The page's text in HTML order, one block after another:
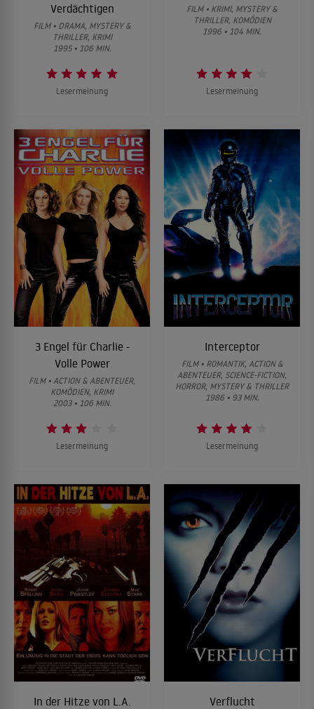
Verdächtigen
FILM • DRAMA, MYSTERY &
THRILLER, KRIMI
1995 • 106 MIN.
Lesermeinung
FILM • KRIMI, MYSTERY &
THRILLER, KOMÖDIEN
1996 • 104 MIN.
Lesermeinung
3 Engel für Charlie -
Volle Power
FILM • ACTION & ABENTEUER,
KOMÖDIEN, KRIMI
2003 • 106 MIN.
Lesermeinung
Interceptor
FILM • ROMANTIK, ACTION &
ABENTEUER, SCIENCE-FICTION,
HORROR, MYSTERY & THRILLER
1986 • 93 MIN.
Lesermeinung
In der Hitze von L.A. Verflucht